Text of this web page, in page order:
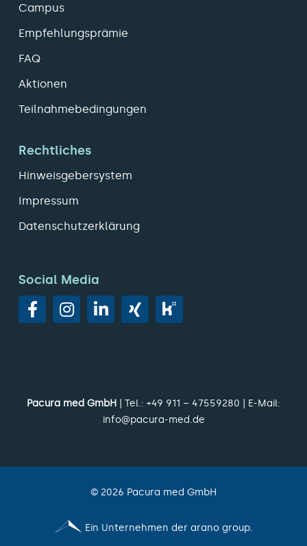
Campus
Empfehlungsprämie
FAQ
Aktionen
Teilnahmebedingungen
Rechtliches
Hinweisgebersystem
Impressum
Datenschutzerklärung
Social Media
Pacura med GmbH | Tel.: +49 911 – 47559280 | E-Mail:
info@pacura-med.de
© 2026 Pacura med GmbH
Ein Unternehmen der arano group.